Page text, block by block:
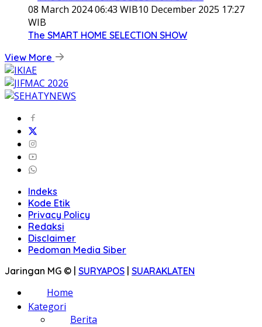
08 March 2024 06:43 WIB10 December 2025 17:27
WIB
The SMART HOME SELECTION SHOW
View More
Indeks
Kode Etik
Privacy Policy
Redaksi
Disclaimer
Pedoman Media Siber
Jaringan MG © | SURYAPOS | SUARAKLATEN
Home
Kategori
Berita